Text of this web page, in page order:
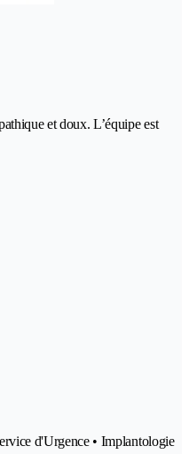
et doux. L’équipe est
d'Urgence • Implantologie